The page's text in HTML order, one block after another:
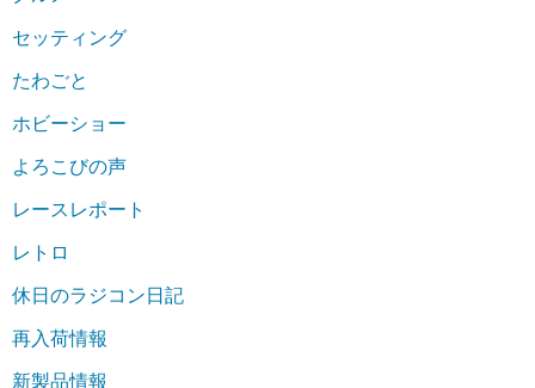
セッティング
たわごと
ホビーショー
よろこびの声
レースレポート
レトロ
休日のラジコン日記
再入荷情報
新製品情報